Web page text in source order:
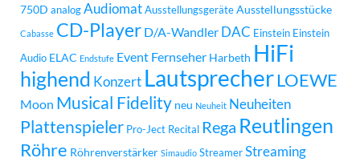
750D analog Audiomat Ausstellungsgeräte Ausstellungsstücke
Cabasse CD-Player D/A-Wandler DAC Einstein Einstein
Audio ELAC Endstufe Event Fernseher Harbeth HiFi
highend Konzert LautsprecherLOEWE
Moon Musical Fidelity neu Neuheit Neuheiten
Plattenspieler Pro-Ject Recital Rega Reutlingen
Röhre Röhrenverstärker Simaudio Streamer Streaming